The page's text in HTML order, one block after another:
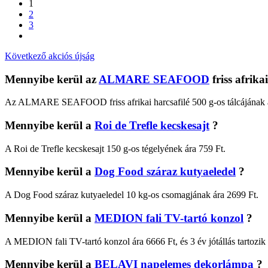
1
2
3
Következő akciós újság
Mennyibe kerül az ALMARE SEAFOOD friss
Az ALMARE SEAFOOD friss afrikai harcsafilé 500 g-os tálcájának
Mennyibe kerül a Roi de Trefle kecskesajt ?
A Roi de Trefle kecskesajt 150 g-os tégelyének ára 759 Ft.
Mennyibe kerül a Dog Food száraz kutyaeledel ?
A Dog Food száraz kutyaeledel 10 kg-os csomagjának ára 2699 Ft.
Mennyibe kerül a MEDION fali TV-tartó konzol ?
A MEDION fali TV-tartó konzol ára 6666 Ft, és 3 év jótállás tartozik
Mennyibe kerül a BELAVI napelemes dekorlámpa ?